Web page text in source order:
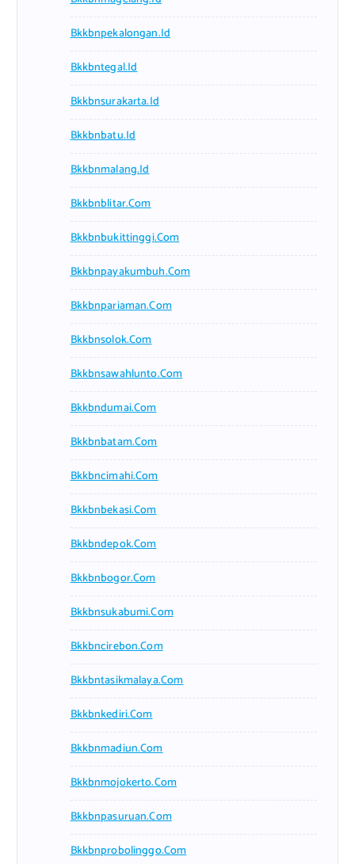
Bkkbnpekalongan.id
Bkkbntegal.id
Bkkbnsurakarta.id
Bkkbnbatu.id
Bkkbnmalang.id
Bkkbnblitar.com
Bkkbnbukittinggi.com
Bkkbnpayakumbuh.com
Bkkbnpariaman.com
Bkkbnsolok.com
Bkkbnsawahlunto.com
Bkkbndumai.com
Bkkbnbatam.com
Bkkbncimahi.com
Bkkbnbekasi.com
Bkkbndepok.com
Bkkbnbogor.com
Bkkbnsukabumi.com
Bkkbncirebon.com
Bkkbntasikmalaya.com
Bkkbnkediri.com
Bkkbnmadiun.com
Bkkbnmojokerto.com
Bkkbnpasuruan.com
Bkkbnprobolinggo.com